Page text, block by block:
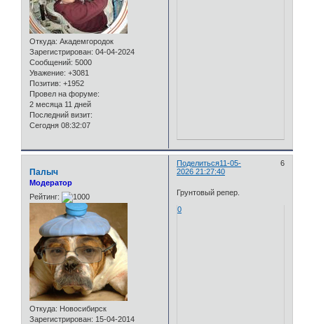
Откуда: Академгородок
Зарегистрирован: 04-04-2024
Сообщений: 5000
Уважение: +3081
Позитив: +1952
Провел на форуме:
2 месяца 11 дней
Последний визит:
Сегодня 08:32:07
Поделиться 6
11-05-
2026 21:27:40
Палыч
Модератор
Рейтинг:
Откуда: Новосибирск
Зарегистрирован: 15-04-2014
Грунтовый репер.
0